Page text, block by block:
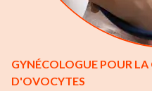
GYNÉCOLOGUE POUR
D'OVOCYTES